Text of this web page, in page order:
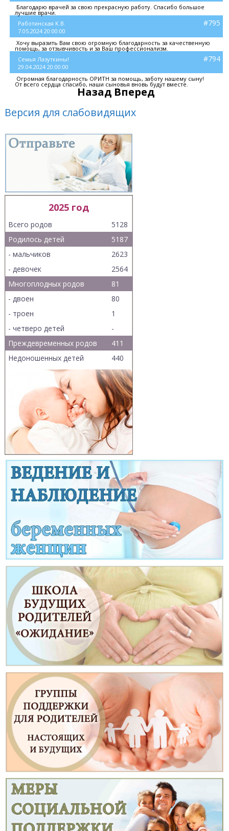
Благодарю врачей за свою прекрасную работу. Спасибо большое
лучшие врачи.
Работинская К.В.
7.05.2024 20:00:00
#795
Хочу выразить Вам свою огромную благодарность за качественную
помощь, за отзывчивость и за Ваш профессионализм.
Семья Лазуткины!
29.04.2024 20:00:00
#794
Огромная благодарность ОРИТН за помощь, заботу нашему сыну!
От всего сердца спасибо, наши сыновья вновь будут вместе.
Назад Вперед
Версия для слабовидящих
2025 год
Всего родов
5128
Родилось детей
5187
- мальчиков
2623
- девочек
2564
Многоплодных родов
81
- двоен
80
- троен
1
- четверо детей
-
Преждевременных родов
411
Недоношенных детей
440